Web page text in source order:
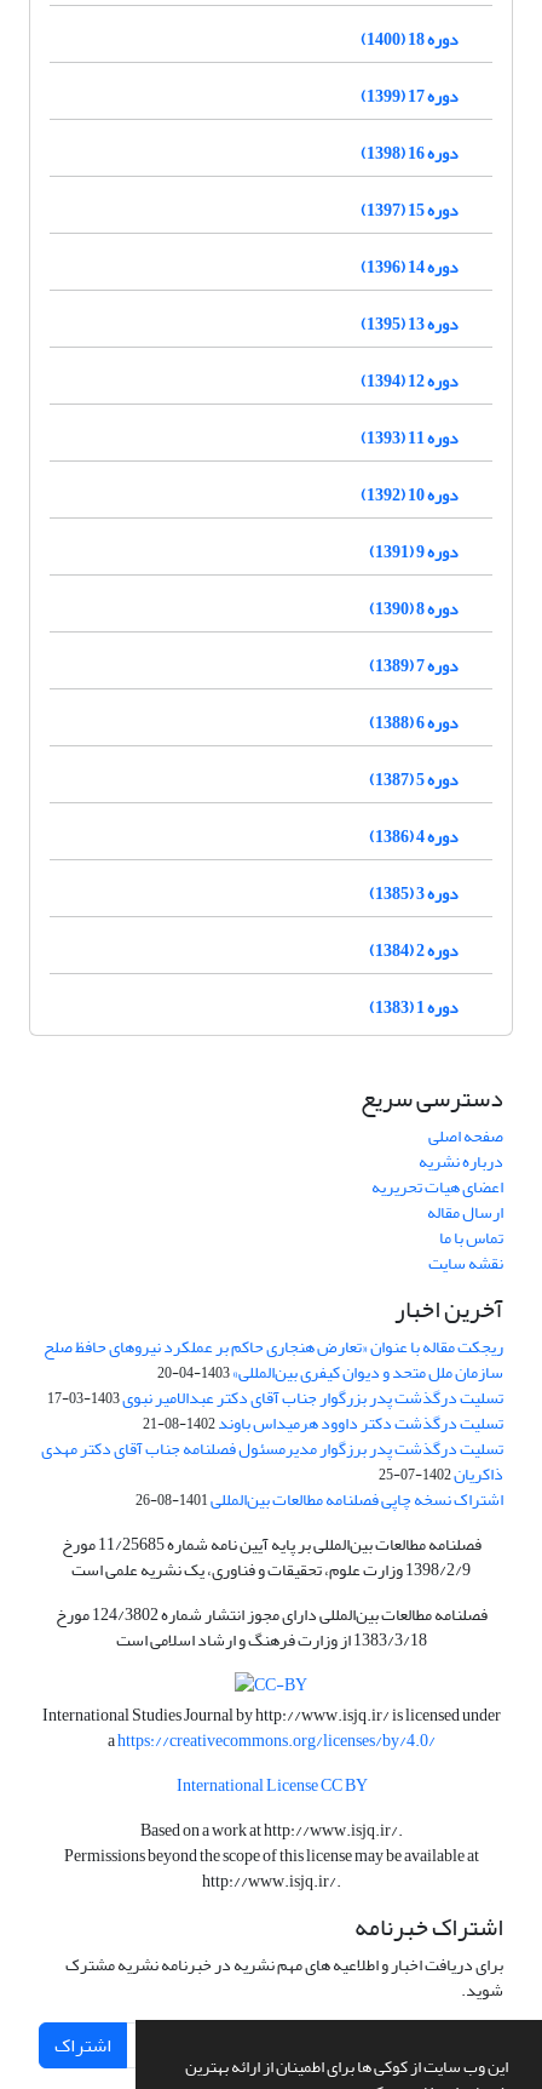
این وب سایت از کوکی ها برای اطمینان از ارائه بهترین
دوره 18 (1400)
دوره 17 (1399)
دوره 16 (1398)
دوره 15 (1397)
دوره 14 (1396)
دوره 13 (1395)
دوره 12 (1394)
دوره 11 (1393)
دوره 10 (1392)
دوره 9 (1391)
دوره 8 (1390)
دوره 7 (1389)
دوره 6 (1388)
دوره 5 (1387)
دوره 4 (1386)
دوره 3 (1385)
دوره 2 (1384)
دوره 1 (1383)
دسترسی سریع
صفحه اصلی
درباره نشریه
اعضای هیات تحریریه
ارسال مقاله
تماس با ما
نقشه سایت
آخرین اخبار
ریجکت مقاله با عنوان «تعارض هنجاری حاکم بر عملکرد نیروهای حافظ صلح
سازمان ملل متحد و دیوان کیفری بین‌المللی»1403-04-20
تسلیت درگذشت پدر بزرگوار جناب آقای دکتر عبدالامیر نبوی1403-03-17
تسلیت درگذشت دکتر داوود هرمیداس باوند1402-08-21
تسلیت درگذشت پدر برزگوار مدیرمسئول فصلنامه جناب آقای دکتر مهدی
ذاکریان1402-07-25
اشتراک نسخه چاپی فصلنامه مطالعات بین‌المللی1401-08-26
فصلنامه مطالعات بین‌المللی بر پایه آیین نامه شماره 11/25685 مورخ
1398/2/9 وزارت علوم، تحقیقات و فناوری، یک نشریه علمی است
فصلنامه مطالعات بین‌المللی دارای مجوز انتشار شماره 124/3802 مورخ
1383/3/18 از وزارت فرهنگ و ارشاد اسلامی است
International Studies Journal byhttp://www.isjq.ir/is licensed under
ahttps://creativecommons.org/licenses/by/4.0/
International License CC BY
Based on a work athttp://www.isjq.ir/.
Permissions beyond the scope of this license may be available at
http://www.isjq.ir/.
اشتراک خبرنامه
برای دریافت اخبار و اطلاعیه های مهم نشریه در خبرنامه نشریه مشترک
شوید.
اشتراک